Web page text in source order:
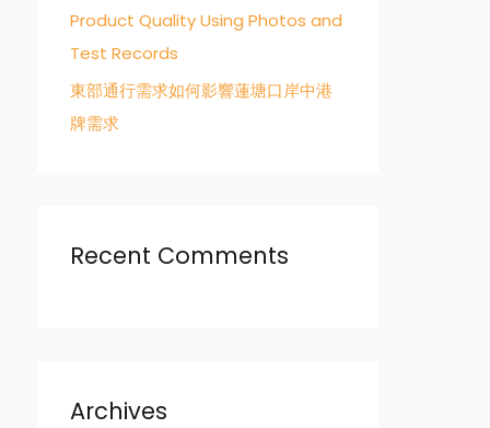
Product Quality Using Photos and
Test Records
東部通行需求如何影響蓮塘口岸中港
牌需求
Recent Comments
Archives